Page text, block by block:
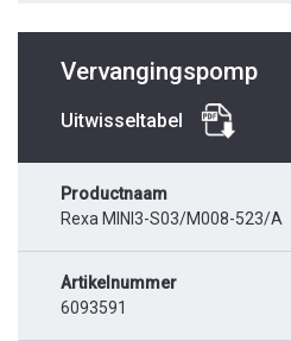
Vervangingspomp
Uitwisseltabel
Productnaam
Rexa MINI3-S03/M008-523/A
Artikelnummer
6093591